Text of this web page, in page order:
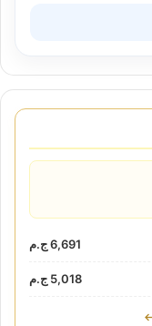
6,691 ج.م
5,018 ج.م
←